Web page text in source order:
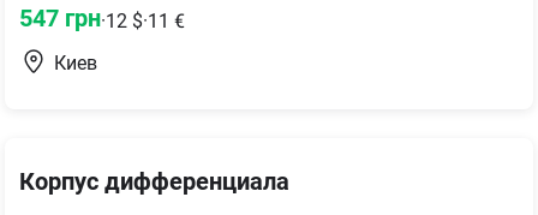
547 грн·12 $·11 €
Киев
Корпус дифференциала